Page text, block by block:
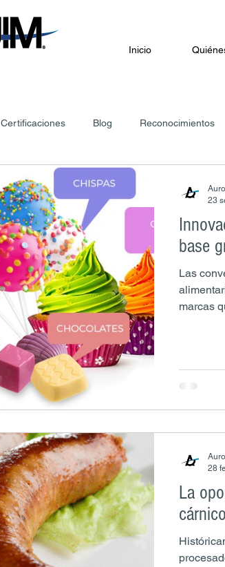
Inicio
Certificaciones Blog Reconocimientos
base
Las
marcas
23
La
28